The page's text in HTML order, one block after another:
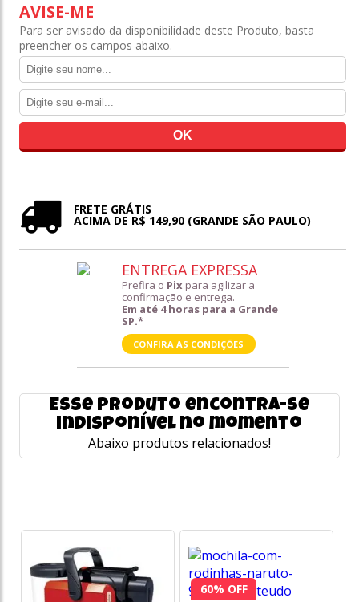
AVISE-ME
Para ser avisado da disponibilidade deste Produto, basta
preencher os campos abaixo.
FRETE GRÁTIS
ACIMA DE R$ 149,90 (GRANDE SÃO PAULO)
ENTREGA EXPRESSA
Prefira o Pix para agilizar a
confirmação e entrega.
Em até 4 horas para a Grande
SP.*
CONFIRA AS CONDIÇÕES
Esse produto encontra-se
indisponível no momento
Abaixo produtos relacionados!
60% OFF